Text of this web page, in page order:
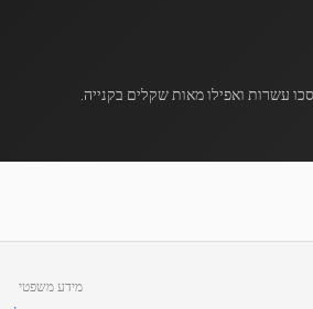
עשרות ואפילו מאות שקלים בקנייה.
מידע משפטי